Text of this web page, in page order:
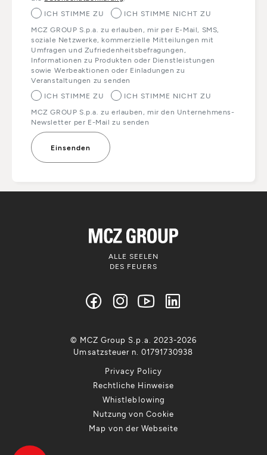
ICH STIMME ZU
ICH STIMME NICHT ZU
MCZ GROUP S.p.a. zu erlauben, mir per E-Mail, SMS,
soziale Netzwerke, kommerzielle Mitteilungen mit
Umfragen und Zufriedenheitsbefragungen,
Informationen zu Produkten oder Dienstleistungen
sowie Werbeaktionen oder Einladungen zu
Veranstaltungen zu senden
ICH STIMME ZU
ICH STIMME NICHT ZU
MCZ GROUP S.p.a. zu erlauben, mir den Unternehmens-
Newsletter per E-Mail zu senden
ALLE SEELEN
DES FEUERS
Privacy Policy
Rechtliche Hinweise
Whistleblowing
Nutzung von Cookie
Map von der Webseite
© MCZ Group S.p.a. 2023-2026
Umsatzsteuer n. 01791730938